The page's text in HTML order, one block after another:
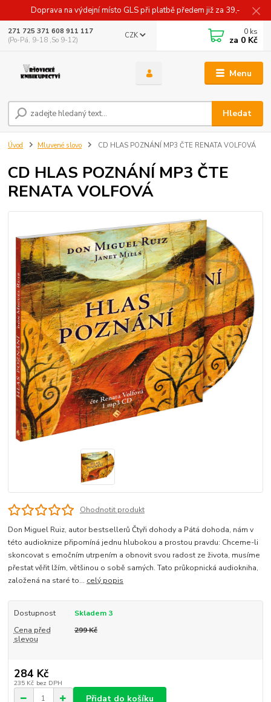
Doprava na výdejní místo GLS při platbě předem již za 39,-
Menu
CZK
Hledat
271 725 371 608 911 117
(Po-Pá, 9-18 ,So 9-12)
0 ks
za 0 Kč
Úvod Mluvené slovo CD HLAS POZNÁNÍ MP3 ČTE RENATA VOLFOVÁ
CD HLAS POZNÁNÍ MP3 ČTE
RENATA VOLFOVÁ
Ohodnotit produkt
Don Miguel Ruiz, autor bestsellerů Čtyři dohody a Pátá dohoda, nám v
této audioknize připomíná jednu hlubokou a prostou pravdu: Chceme-li
skoncovat s emočním utrpením a obnovit svou radost ze života, musíme
přestat věřit lžím, většinou o sobě samých. Tato průkopnická audiokniha,
založená na staré to... celý popis
Dostupnost
Skladem 3
Cena před
slevou
299 Kč
284 Kč
235 Kč bez DPH
Přidat do košíku